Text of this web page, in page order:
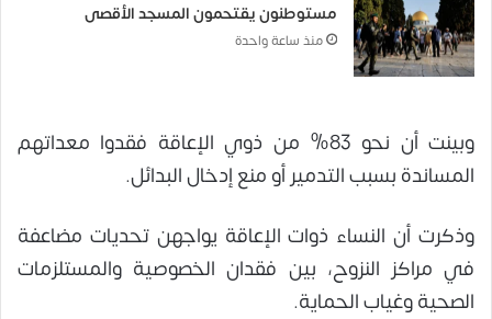
مستوطنون يقتحمون المسجد الأقصى
منذ ساعة واحدة
وبينت أن نحو 83% من ذوي الإعاقة فقدوا معداتهم
المساندة بسبب التدمير أو منع إدخال البدائل.
وذكرت أن النساء ذوات الإعاقة يواجهن تحديات مضاعفة
في مراكز النزوح، بين فقدان الخصوصية والمستلزمات
الصحية وغياب الحماية.